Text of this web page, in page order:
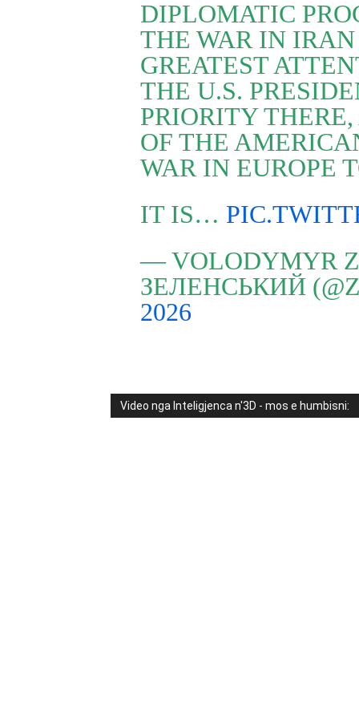
DIPLOMATIC
THE WAR IN
GREATEST
THE U.S.
PRIORITY
OF THE
WAR IN EUROPE
IT IS…
— VOLODYMYR
ЗЕЛЕНСЬКИЙ
2026
Video nga Inteligjenca n'3D - mos e humbisni: